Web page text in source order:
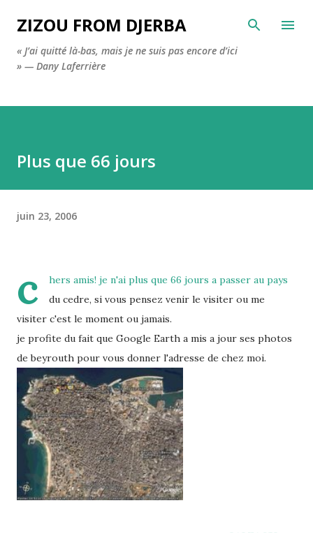
Accéder au contenu principal
ZIZOU FROM DJERBA
« J’ai quitté là-bas, mais je ne suis pas encore d’ici
» — Dany Laferrière
Plus que 66 jours
juin 23, 2006
c
hers amis! je n'ai plus que 66 jours a passer au pays
du cedre, si vous pensez venir le visiter ou me
visiter c'est le moment ou jamais.
je profite du fait que Google Earth a mis a jour ses photos
de beyrouth pour vous donner l'adresse de chez moi.